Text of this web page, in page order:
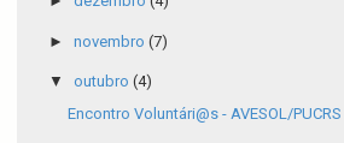
► novembro (7)
▼ outubro (4)
Encontro Voluntári@s - AVESOL/PUCRS